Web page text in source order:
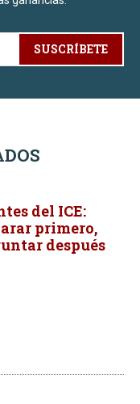
SUSCRÍBETE
del ICE:
primero,
después